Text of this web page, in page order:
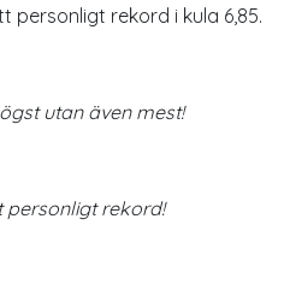
rekord i kula 6,85.
utan även mest!
personligt rekord!